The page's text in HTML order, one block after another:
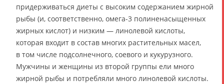
придерживаться диеты с высоким содержанием жирной
рыбы (и, соответственно, омега-3 полиненасыщенных
жирных кислот) и низким — линолевой кислоты,
которая входит в состав многих растительных масел,
в том числе подсолнечного, соевого и кукурузного.
Мужчины и женщины из второй группы ели много
жирной рыбы и потребляли много линолевой кислоты.